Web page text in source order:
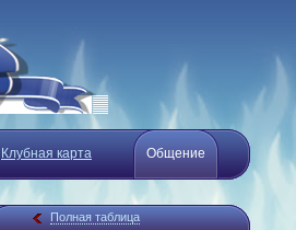
Клубная карта Общение
Полная таблица